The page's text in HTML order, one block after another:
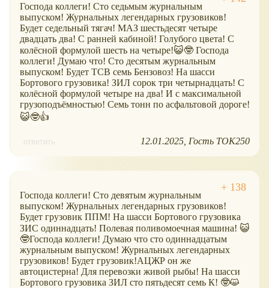
Господа коллеги! Сто седьмым журнальным
выпуском! Журнальных легендарных грузовиков!
Будет седельный тягач! МАЗ шестьдесят четыре
двадцать два! С ранней кабиной! Голубого цвета! С
колёсной формулой шесть на четыре!😺🤓 Господа
коллеги! Думаю что! Сто десятым журнальным
выпуском! Будет ТСВ семь Бензовоз! На шасси
Бортового грузовика! ЗИЛ сорок три четырнадцать! С
колёсной формулой четыре на два! И с максимальной
грузоподъёмностью! Семь тонн по асфальтовой дороге!
😺🤓👍
ответить 12.01.2025 Гость ТОК250
Господа коллеги! Сто девятым журнальным
выпуском! Журнальных легендарных грузовиков!
Будет грузовик ППМ! На шасси Бортового грузовика
ЗИС одиннадцать! Полевая поливомоечная машина! 😺
🤓Господа коллеги! Думаю что сто одиннадцатым
журнальным выпуском! Журнальных легендарных
грузовиков! Будет грузовик!АЦЖР он же
автоцистерна! Для перевозки живой рыбы! На шасси
Бортового грузовика ЗИЛ сто пятьдесят семь К! 🤓😺